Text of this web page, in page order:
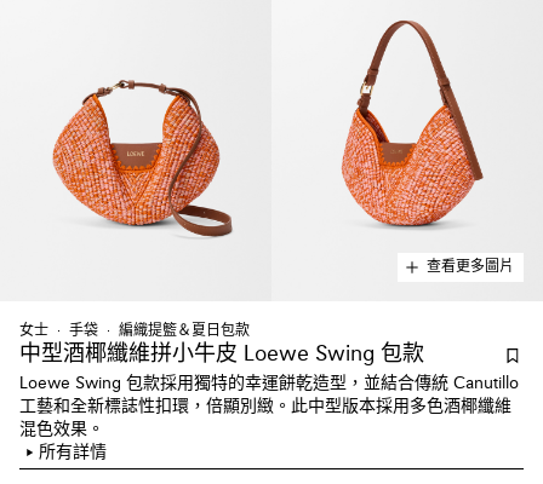
查看更多圖片
女士 手袋 編織提籃＆夏日包款
中型酒椰纖維拼小牛皮 Loewe Swing 包款
Loewe Swing 包款採用獨特的幸運餅乾造型，並結合傳統 Canutillo
工藝和全新標誌性扣環，倍顯別緻。此中型版本採用多色酒椰纖維
混色效果。
所有詳情